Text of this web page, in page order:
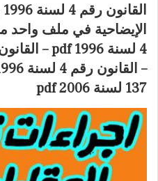
137 لسنة 2006 pdf